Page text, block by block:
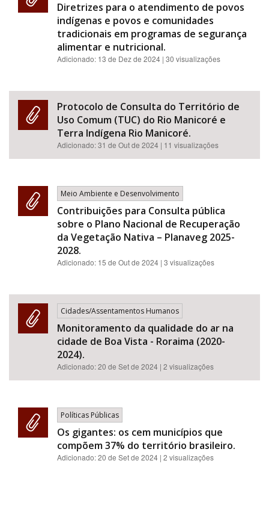
Diretrizes para o atendimento de povos
indígenas e povos e comunidades
tradicionais em programas de segurança
alimentar e nutricional.
Adicionado: 13 de Dez de 2024 | 30 visualizações
Protocolo de Consulta do Território de
Uso Comum (TUC) do Rio Manicoré e
Terra Indígena Rio Manicoré.
Adicionado:31 de Out de 2024 | 11 visualizações
Meio Ambiente e Desenvolvimento
Contribuições para Consulta pública
sobre o Plano Nacional de Recuperação
da Vegetação Nativa – Planaveg 2025-
2028.
Adicionado: 15 de Out de 2024 | 3 visualizações
Cidades/Assentamentos Humanos
Monitoramento da qualidade do ar na
cidade de Boa Vista - Roraima (2020-
2024).
Adicionado:20 de Set de 2024 | 2 visualizações
Políticas Públicas
Os gigantes: os cem municípios que
compõem 37% do território brasileiro.
Adicionado:20 de Set de 2024 | 2 visualizações